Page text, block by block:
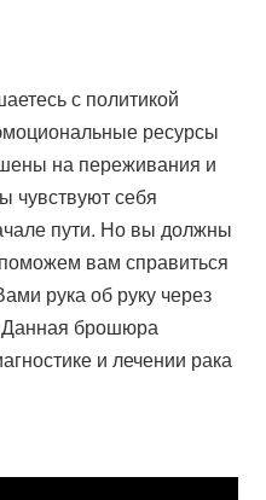
с политикой
ресурсы
на переживания и
чувствуют себя
пути. Но вы должны
вам справиться
рука об руку через
Данная брошюра
и лечении рака